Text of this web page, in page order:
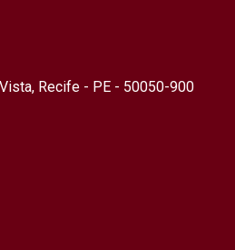
Recife - PE - 50050-900